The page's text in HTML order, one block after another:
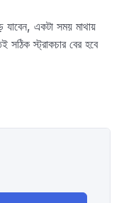
একটা সময় মাথায়
স্ট্রাকচার বের হবে